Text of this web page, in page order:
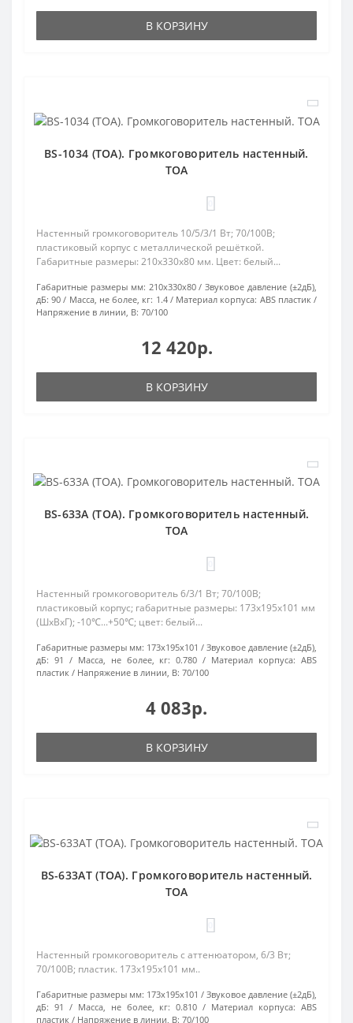
В КОРЗИНУ
BS-1034 (TOA). Громкоговоритель настенный.
TOA
Настенный громкоговоритель 10/5/3/1 Вт; 70/100В;
пластиковый корпус с металлической решёткой.
Габаритные размеры: 210х330х80 мм. Цвет: белый...
Габаритные размеры мм: 210х330х80
Звуковое давление (±2дБ),
дБ: 90 Масса, не более, кг: 1.4 Материал корпуса: ABS пластик
Напряжение в линии, В: 70/100
12 420р.
В КОРЗИНУ
BS-633A (TOA). Громкоговоритель настенный.
TOA
Настенный громкоговоритель 6/3/1 Вт; 70/100В;
пластиковый корпус; габаритные размеры: 173х195х101 мм
(ШхВхГ); -10℃...+50℃; цвет: белый...
Габаритные размеры мм: 173х195х101
Звуковое давление (±2дБ),
дБ: 91 Масса, не более, кг: 0.780 Материал корпуса: ABS
пластик
Напряжение в линии, В: 70/100
4 083р.
В КОРЗИНУ
BS-633AT (TOA). Громкоговоритель настенный.
TOA
Настенный громкоговоритель с аттенюатором, 6/3 Вт;
70/100В; пластик. 173х195х101 мм..
Габаритные размеры мм: 173х195х101
Звуковое давление (±2дБ),
дБ: 91 Масса, не более, кг: 0.810 Материал корпуса: ABS
пластик
Напряжение в линии, В: 70/100